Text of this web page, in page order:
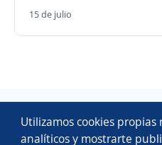
Utilizamos cookies
analíticos y mostrarte
15 de julio